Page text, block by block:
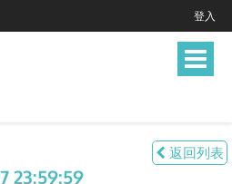
登入
Toggle
返回列表
23:59:59